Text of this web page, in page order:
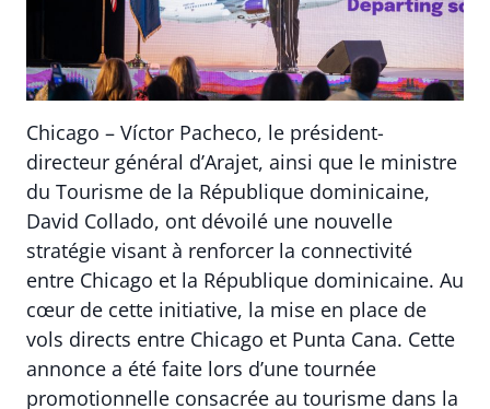
Chicago – Víctor Pacheco, le président-
directeur général d’Arajet, ainsi que le ministre
du Tourisme de la République dominicaine,
David Collado, ont dévoilé une nouvelle
stratégie visant à renforcer la connectivité
entre Chicago et la République dominicaine. Au
cœur de cette initiative, la mise en place de
vols directs entre Chicago et Punta Cana. Cette
annonce a été faite lors d’une tournée
promotionnelle consacrée au tourisme dans la